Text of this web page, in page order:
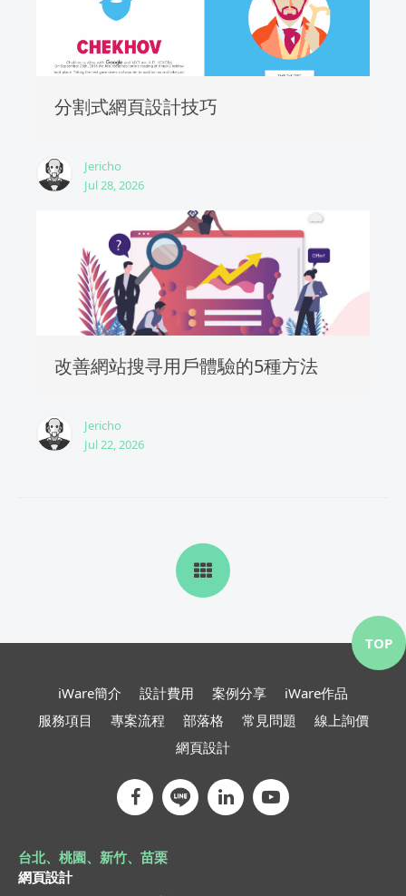
分割式網頁設計技巧
Jericho
Jul 28, 2026
改善網站搜寻用戶體驗的5種方法
Jericho
Jul 22, 2026
iWare簡介 設計費用 案例分享
iWare作品
服務項目
專案流程 部落格 常見問題
線上詢價
網頁設計
台北、桃園、新竹、苗栗
網頁設計
TOP